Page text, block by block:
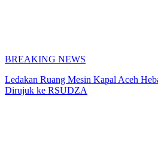
BREAKING NEWS
Ledakan Ruang Mesin Kapal Aceh
Dirujuk ke RSUDZA